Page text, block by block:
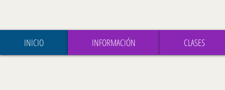
INICIO INFORMACIÓN CLASES